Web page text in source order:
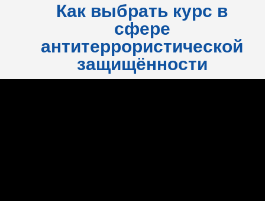
Как выбрать курс в
сфере
антитеррористической
защищённости